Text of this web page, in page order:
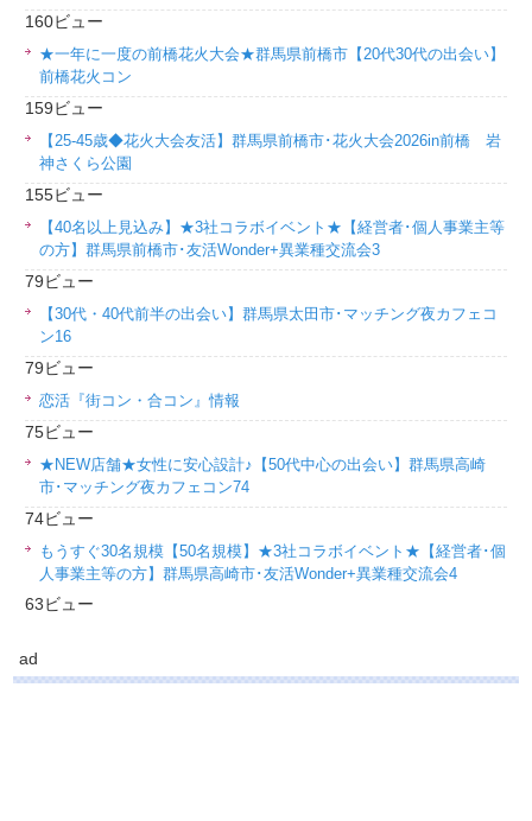
160ビュー
★一年に一度の前橋花火大会★群馬県前橋市【20代30代の出会い】
前橋花火コン
159ビュー
【25-45歳◆花火大会友活】群馬県前橋市･花火大会2026in前橋 岩
神さくら公園
155ビュー
【40名以上見込み】★3社コラボイベント★【経営者･個人事業主等
の方】群馬県前橋市･友活Wonder+異業種交流会3
79ビュー
【30代・40代前半の出会い】群馬県太田市･マッチング夜カフェコ
ン16
79ビュー
恋活『街コン・合コン』情報
75ビュー
★NEW店舗★女性に安心設計♪【50代中心の出会い】群馬県高崎
市･マッチング夜カフェコン74
74ビュー
もうすぐ30名規模【50名規模】★3社コラボイベント★【経営者･個
人事業主等の方】群馬県高崎市･友活Wonder+異業種交流会4
63ビュー
ad